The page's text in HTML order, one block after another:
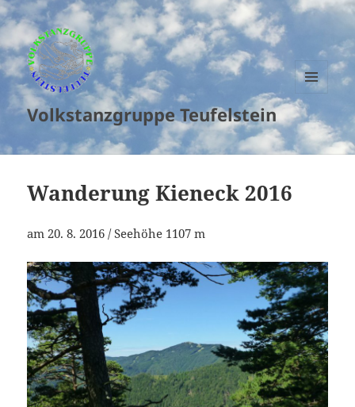
Volkstanzgruppe Teufelstein
MENU
AND
WIDGETS
Wanderung Kieneck 2016
am 20. 8. 2016 / Seehöhe 1107 m